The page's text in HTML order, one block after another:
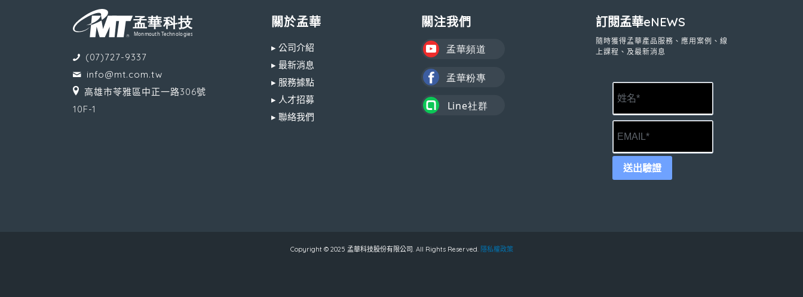
(07)727-9337
info@mt.com.tw
高雄市苓雅區中正一路306號
10F-1
關於孟華
▸ 公司介紹
▸ 最新消息
▸ 服務據點
▸ 人才招募
▸ 聯絡我們
關注我們 訂閱孟華eNEWS
隨時獲得孟華產品服務、應用案例、線
上課程、及最新消息
送出驗證
Copyright © 2025 孟華科技股份有限公司. All Rights Reserved. 隱私權政策